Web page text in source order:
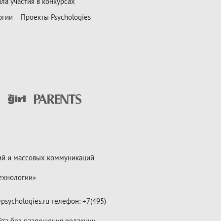
Проекты Psychologies
и массовых коммуникаций
телефон: +7(495)